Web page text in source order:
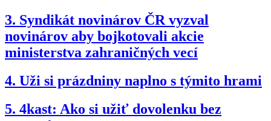
3. Syndikát novinárov ČR vyzval
novinárov aby bojkotovali akcie
ministerstva zahraničných vecí
4. Uži si prázdniny naplno s týmito hrami
5. 4kast: Ako si užiť dovolenku bez